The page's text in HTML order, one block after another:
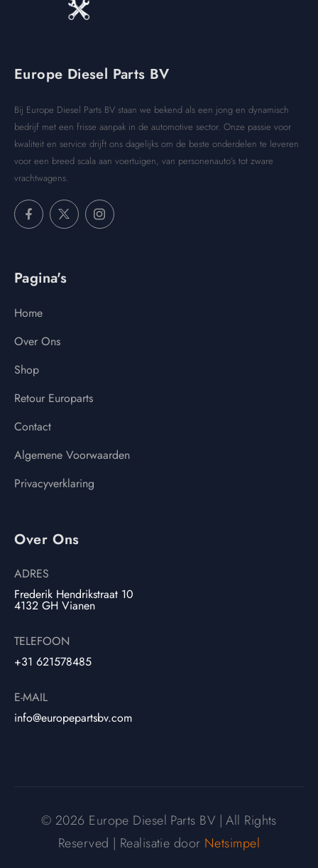
Europe Diesel Parts BV
Bij Europe Diesel Parts BV staan we bekend als een jong en dynamisch
bedrijf met een frisse aanpak in de automotive sector. Onze passie voor
kwaliteit en service drijft ons dagelijks om de beste onderdelen te leveren
voor een breed scala aan voertuigen, van personenauto’s tot zware
vrachtwagens.
Pagina's
Home
Over Ons
Shop
Retour Europarts
Contact
Algemene Voorwaarden
Privacyverklaring
Over Ons
ADRES
Frederik Hendrikstraat 10
4132 GH Vianen
TELEFOON
+31 621578485
E-MAIL
info@europepartsbv.com
© 2026 Europe Diesel Parts BV | All Rights
Reserved | Realisatie door Netsimpel